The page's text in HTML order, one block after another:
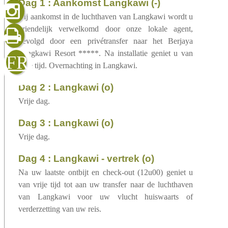
FR
gelezen
sluiten verzenden
dag 1 : Aankomst Langkawi (-)
Bij aankomst in de luchthaven van Langkawi wordt u
vriendelijk verwelkomd door onze lokale agent,
gevolgd door een privétransfer naar het Berjaya
Langkawi Resort *****. Na installatie geniet u van
vrije tijd. Overnachting in Langkawi.
dag 2 : Langkawi (o)
Vrije dag.
dag 3 : Langkawi (o)
Vrije dag.
dag 4 : Langkawi - vertrek (o)
Na uw laatste ontbijt en check-out (12u00) geniet u
van vrije tijd tot aan uw transfer naar de luchthaven
van Langkawi voor uw vlucht huiswaarts of
verderzetting van uw reis.